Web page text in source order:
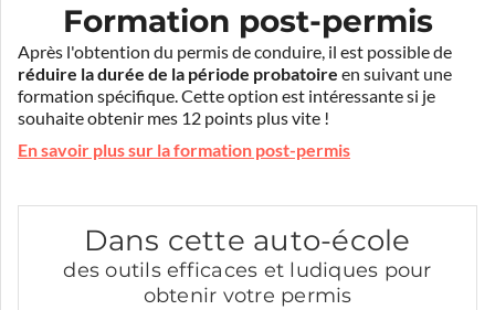
Formation post-permis
Après l'obtention du permis de conduire, il est possible de
réduire la durée de la période probatoire en suivant une
formation spécifique. Cette option est intéressante si je
souhaite obtenir mes 12 points plus vite !
En savoir plus sur la formation post-permis
Dans cette auto-école
des outils efficaces et ludiques pour
obtenir votre permis